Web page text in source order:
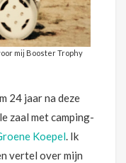
mij Booster Trophy
24 jaar na deze
zaal met camping-
Koepel. Ik
vertel over mijn